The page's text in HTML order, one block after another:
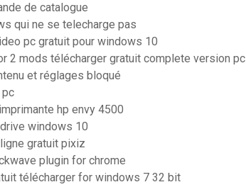
de catalogue
qui ne se telecharge pas
pc gratuit pour windows 10
2 mods télécharger gratuit complete version pc
et réglages bloqué
pc
hp envy 4500
windows 10
gratuit pixiz
plugin for chrome
télécharger for windows 7 32 bit